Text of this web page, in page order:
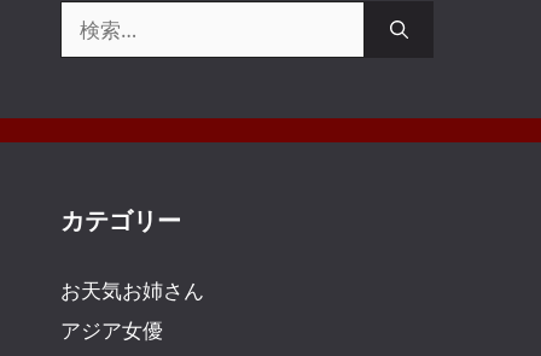
索:
カテゴリー
お天気お姉さん
アジア女優